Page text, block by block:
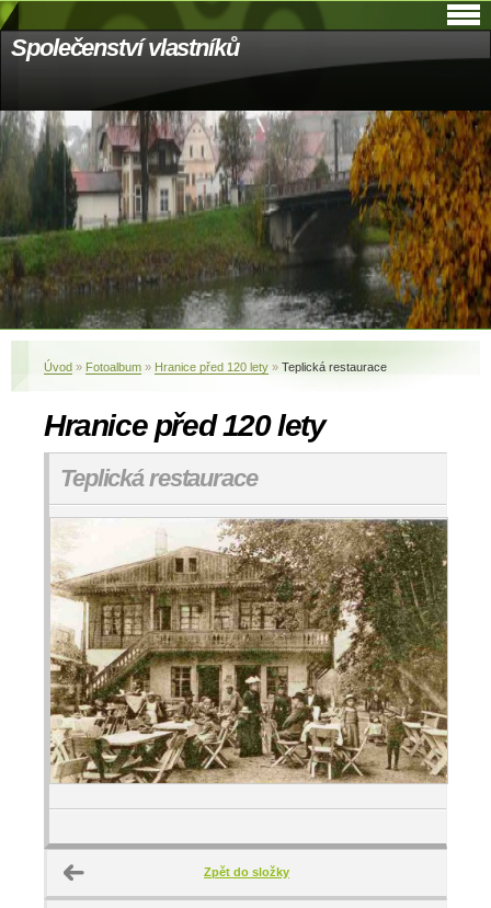
Společenství vlastníků
Úvod » Fotoalbum » Hranice před 120 lety » Teplická restaurace
Hranice před 120 lety
Teplická restaurace
Zpět do složky